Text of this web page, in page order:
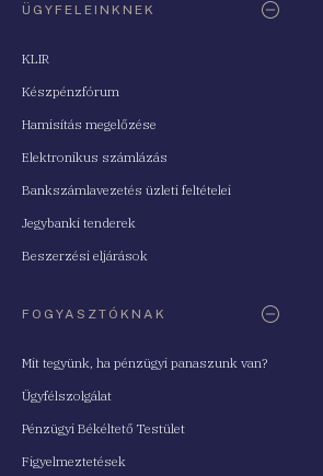
ÜGYFELEINKNEK
KLIR
Készpénzfórum
Hamisítás megelőzése
Elektronikus számlázás
Bankszámlavezetés üzleti feltételei
Jegybanki tenderek
Beszerzési eljárások
FOGYASZTÓKNAK
Mit tegyünk, ha pénzügyi panaszunk van?
Ügyfélszolgálat
Pénzügyi Békéltető Testület
Figyelmeztetések